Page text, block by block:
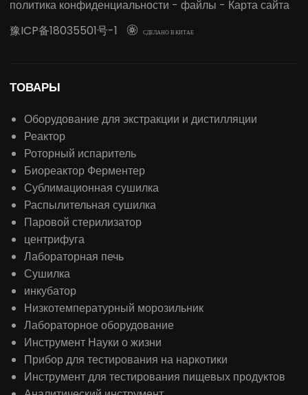
политика конфиденциальности - файлы - Карта сайта
豫ICP备18035501号-1
 СДЕЛАНО В КИТАЕ
ТОВАРЫ
Оборудование для экстракции и дистилляции
Реактор
Роторный испаритель
Биореактор Ферментер
Сублимационная сушилка
Распылительная сушилка
Паровой стерилизатор
центрифуга
Лабораторная печь
Сушилка
инкубатор
Низкотемпературный морозильник
Лабораторное оборудование
Инструмент Науки о жизни
Прибор для тестирования на наркотики
Инструмент для тестирования пищевых продуктов